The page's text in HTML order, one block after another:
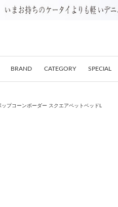
BRAND CATEGORY SPECIAL
ップコーンボーダー スクエアペットベッドL